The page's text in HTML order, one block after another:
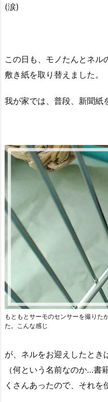
(涙)
この日も、モノたんとネル
敷き紙を取り替えました。
我が家では、普段、新聞紙
もともとサーモのセンサーを撮りた
た。こんな感じ
が、ネルをお迎えしたとき
（何という名前なのか…書
くさんあったので、それを